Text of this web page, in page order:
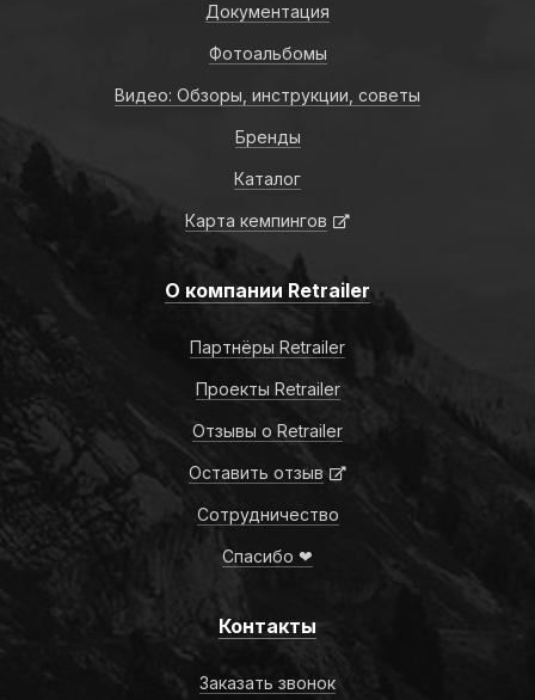
Документация
Фотоальбомы
Видео: Обзоры, инструкции, советы
Бренды
Каталог
Карта кемпингов
О компании Retrailer
Партнёры Retrailer
Проекты Retrailer
Отзывы о Retrailer
Оставить отзыв
Сотрудничество
Спасибо ❤
Контакты
Заказать звонок